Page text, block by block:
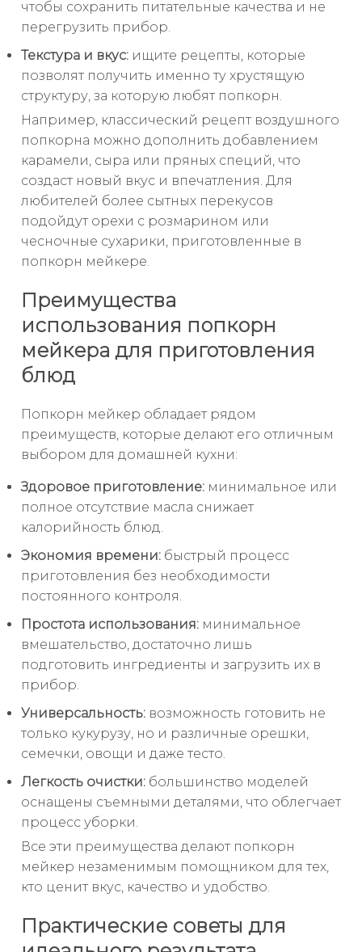
чтобы сохранить питательные качества и не
перегрузить прибор.
Текстура и вкус: ищите рецепты, которые
позволят получить именно ту хрустящую
структуру, за которую любят попкорн.
Например, классический рецепт воздушного
попкорна можно дополнить добавлением
карамели, сыра или пряных специй, что
создаст новый вкус и впечатления. Для
любителей более сытных перекусов
подойдут орехи с розмарином или
чесночные сухарики, приготовленные в
попкорн мейкере.
Преимущества
использования попкорн
мейкера для приготовления
блюд
Попкорн мейкер обладает рядом
преимуществ, которые делают его отличным
выбором для домашней кухни:
Здоровое приготовление: минимальное или
полное отсутствие масла снижает
калорийность блюд.
Экономия времени: быстрый процесс
приготовления без необходимости
постоянного контроля.
Простота использования: минимальное
вмешательство, достаточно лишь
подготовить ингредиенты и загрузить их в
прибор.
Универсальность: возможность готовить не
только кукурузу, но и различные орешки,
семечки, овощи и даже тесто.
Легкость очистки: большинство моделей
оснащены съемными деталями, что облегчает
процесс уборки.
Все эти преимущества делают попкорн
мейкер незаменимым помощником для тех,
кто ценит вкус, качество и удобство.
Практические советы для